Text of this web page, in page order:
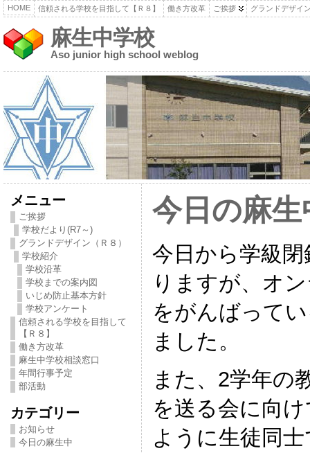
HOME 信頼される学校を目指して【Ｒ８】 働き方改革 ご挨拶 グランドデザイ
麻生中学校
Aso junior high school weblog
メニュー
ご挨拶
学校だより(R7～)
グランドデザイン（Ｒ８）
学校紹介
学校沿革
学校までの案内図
いじめ防止基本方針
学校アンケート
信頼される学校を目指して
【Ｒ８】
働き方改革
麻生中学校相談窓口
年間行事予定
部活動
カテゴリー
お知らせ
今日の麻生中
今日の麻
今日から学級
りますが、オ
をがんばって
ました。
また、2学年の
を送る会に向
ように生徒同